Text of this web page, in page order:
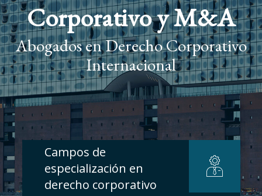
Corporativo y M&A
Abogados en Derecho Corporativo
Internacional
Campos de
especialización en
derecho corporativo